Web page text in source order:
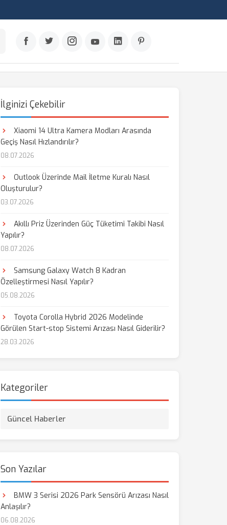
İlginizi Çekebilir
Xiaomi 14 Ultra Kamera Modları Arasında
Geçiş Nasıl Hızlandırılır?
08.07.2026
Outlook Üzerinde Mail İletme Kuralı Nasıl
Oluşturulur?
03.07.2026
Akıllı Priz Üzerinden Güç Tüketimi Takibi Nasıl
Yapılır?
08.07.2026
Samsung Galaxy Watch 8 Kadran
Özelleştirmesi Nasıl Yapılır?
05.08.2026
Toyota Corolla Hybrid 2026 Modelinde
Görülen Start-stop Sistemi Arızası Nasıl Giderilir?
28.03.2026
Kategoriler
Güncel Haberler
Son Yazılar
BMW 3 Serisi 2026 Park Sensörü Arızası Nasıl
Anlaşılır?
06.08.2026